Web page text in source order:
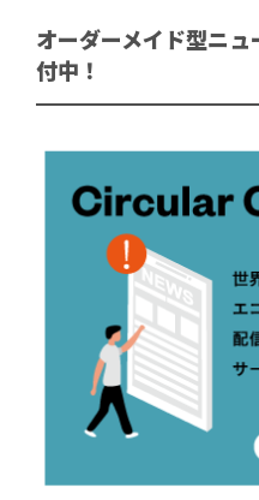
オーダーメイド型ニ
付中！